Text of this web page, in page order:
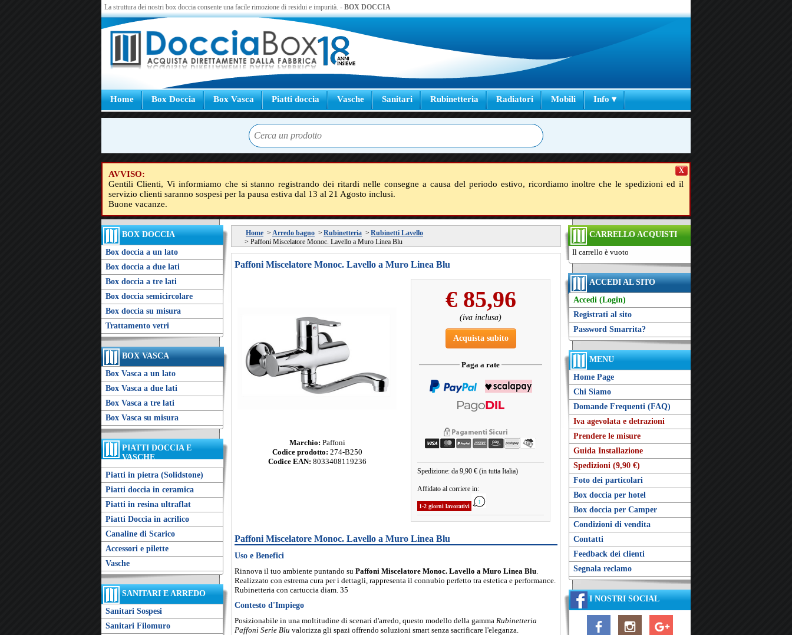
La struttura dei nostri box doccia consente una facile rimozione di residui e impurità. - BOX DOCCIA
Home Box Doccia Box Vasca Piatti doccia Vasche Sanitari Rubinetteria Radiatori Mobili Info ▾
AVVISO:
Gentili Clienti, Vi informiamo che si stanno registrando dei ritardi nelle consegne a causa del periodo estivo, ricordiamo inoltre che le spedizioni ed il
servizio clienti saranno sospesi per la pausa estiva dal 13 al 21 Agosto inclusi.
Buone vacanze.
X
BOX DOCCIA
Box doccia a un lato
Box doccia a due lati
Box doccia a tre lati
Box doccia semicircolare
Box doccia su misura
Trattamento vetri
BOX VASCA
Box Vasca a un lato
Box Vasca a due lati
Box Vasca a tre lati
Box Vasca su misura
PIATTI DOCCIA E
VASCHE
Piatti in pietra (Solidstone)
Piatti doccia in ceramica
Piatti in resina ultraflat
Piatti Doccia in acrilico
Canaline di Scarico
Accessori e pilette
Vasche
SANITARI E ARREDO
Sanitari Sospesi
Sanitari Filomuro
CARRELLO ACQUISTI
Il carrello è vuoto
ACCEDI AL SITO
Accedi (Login)
Registrati al sito
Password Smarrita?
MENU
Home Page
Chi Siamo
Domande Frequenti (FAQ)
Iva agevolata e detrazioni
Prendere le misure
Guida Installazione
Spedizioni (9,90 €)
Foto dei particolari
Box doccia per hotel
Box doccia per Camper
Condizioni di vendita
Contatti
Feedback dei clienti
Segnala reclamo
I NOSTRI SOCIAL
Home > Arredo bagno > Rubinetteria > Rubinetti Lavello
> Paffoni Miscelatore Monoc. Lavello a Muro Linea Blu
Paffoni Miscelatore Monoc. Lavello a Muro Linea Blu
Marchio: Paffoni
Codice prodotto: 274-B250
Codice EAN: 8033408119236
€ 85,96
(iva inclusa)
Acquista subito
Paga a rate
Spedizione: da 9,90 € (in tutta Italia)
Affidato al corriere in:
1-2 giorni lavorativi
Paffoni Miscelatore Monoc. Lavello a Muro Linea Blu
Uso e Benefici
Rinnova il tuo ambiente puntando su Paffoni Miscelatore Monoc. Lavello a Muro Linea Blu.
Realizzato con estrema cura per i dettagli, rappresenta il connubio perfetto tra estetica e performance.
Rubinetteria con cartuccia diam. 35
Contesto d'Impiego
Posizionabile in una moltitudine di scenari d'arredo, questo modello della gamma Rubinetteria
Paffoni Serie Blu valorizza gli spazi offrendo soluzioni smart senza sacrificare l'eleganza.